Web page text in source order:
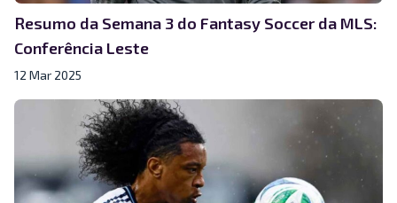
Resumo da Semana 3 do Fantasy Soccer da MLS:
Conferência Leste
12 Mar 2025